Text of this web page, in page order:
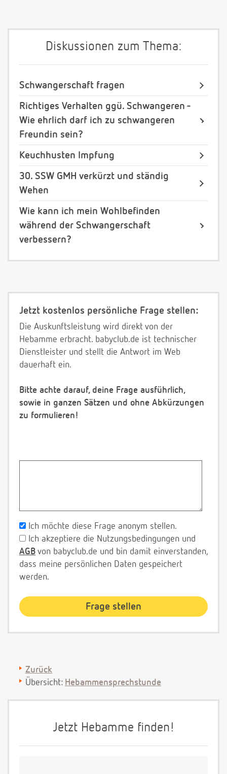
Diskussionen zum Thema:
Schwangerschaft fragen
Richtiges Verhalten ggü. Schwangeren -
Wie ehrlich darf ich zu schwangeren
Freundin sein?
Keuchhusten Impfung
30. SSW GMH verkürzt und ständig
Wehen
Wie kann ich mein Wohlbefinden
während der Schwangerschaft
verbessern?
Jetzt kostenlos persönliche Frage stellen:
Die Auskunftsleistung wird direkt von der
Hebamme erbracht. babyclub.de ist technischer
Dienstleister und stellt die Antwort im Web
dauerhaft ein.
Bitte achte darauf, deine Frage ausführlich,
sowie in ganzen Sätzen und ohne Abkürzungen
zu formulieren!
Ich möchte diese Frage anonym stellen.
Ich akzeptiere die Nutzungsbedingungen und
AGB von babyclub.de und bin damit einverstanden,
dass meine persönlichen Daten gespeichert
werden.
Zurück
Übersicht: Hebammensprechstunde
Jetzt Hebamme finden!